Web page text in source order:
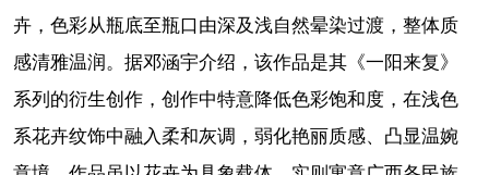
卉，色彩从瓶底至瓶口由深及浅自然晕染过渡，整体质
感清雅温润。据邓涵宇介绍，该作品是其《一阳来复》
系列的衍生创作，创作中特意降低色彩饱和度，在浅色
系花卉纹饰中融入柔和灰调，弱化艳丽质感、凸显温婉